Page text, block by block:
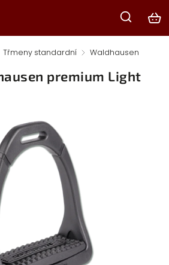
Třmeny standardní / Waldhausen
premium Light